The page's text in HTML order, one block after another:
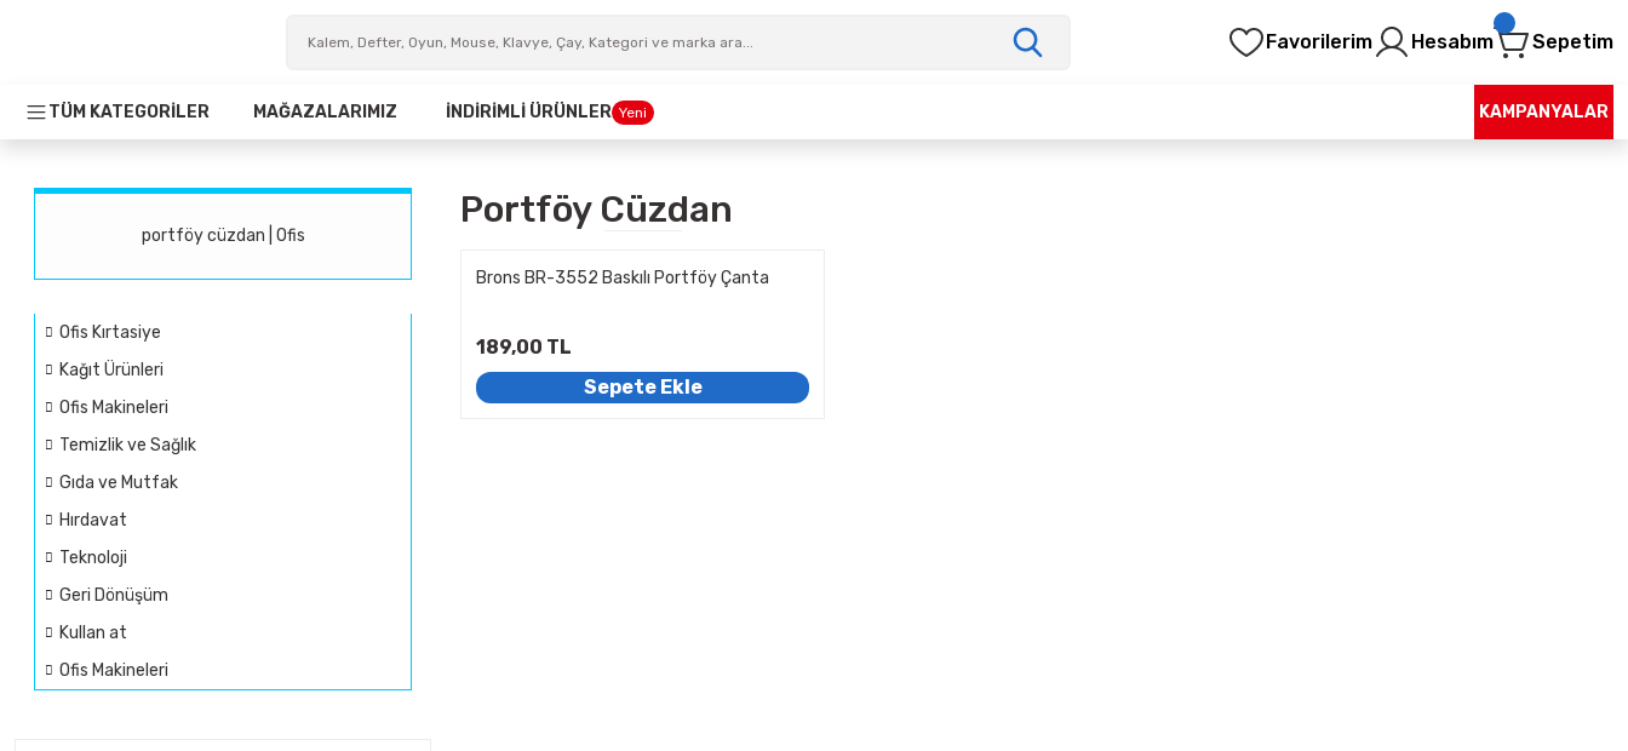
Favorilerim Hesabım Sepetim
TÜM KATEGORİLER MAĞAZALARIMIZ İNDİRİMLİ ÜRÜNLER Yeni KAMPANYALAR
portföy cüzdan | Ofis
Ofis Kırtasiye
Kağıt Ürünleri
Ofis Makineleri
Temizlik ve Sağlık
Gıda ve Mutfak
Hırdavat
Teknoloji
Geri Dönüşüm
Kullan at
Ofis Makineleri
Portföy Cüzdan
Brons BR-3552 Baskılı Portföy Çanta
189,00 TL
Sepete Ekle